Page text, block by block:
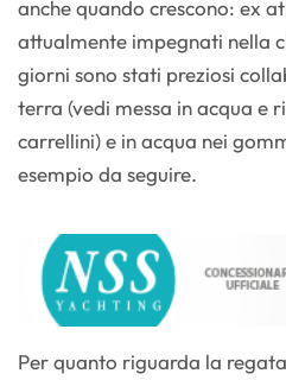
anche quando crescono: ex
attualmente impegnati nella
giorni sono stati preziosi
terra (vedi messa in acqua e
carrellini) e in acqua nei
esempio da seguire.
Per quanto riguarda la